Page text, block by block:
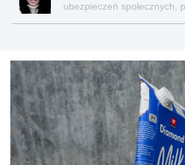
ubezpieczeń społecznych,